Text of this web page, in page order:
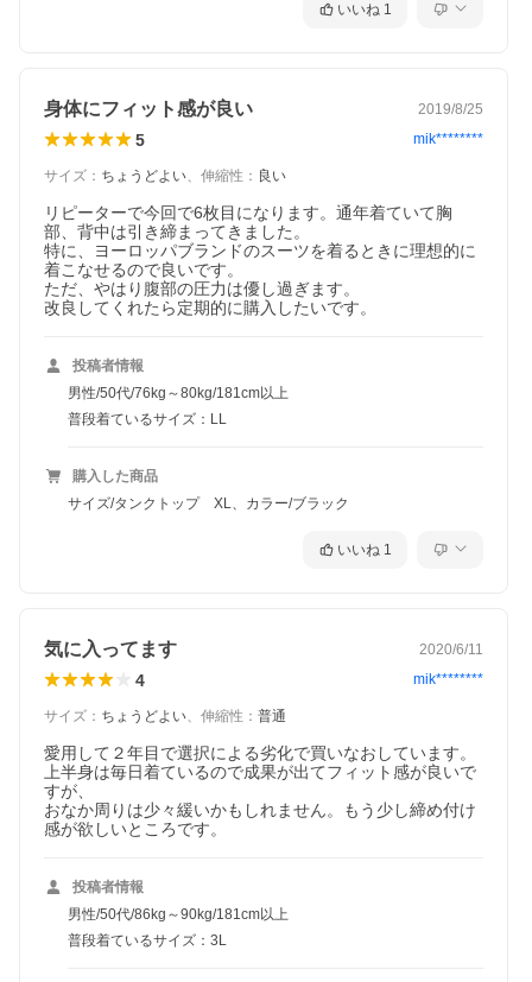
いいね 1
身体にフィット感が良い 2019/8/25
5 mik********
サイズ ： ちょうどよい、 伸縮性 ： 良い
リピーターで今回で6枚目になります。通年着ていて胸
部、背中は引き締まってきました。
特に、ヨーロッパブランドのスーツを着るときに理想的に
着こなせるので良いです。
ただ、やはり腹部の圧力は優し過ぎます。
改良してくれたら定期的に購入したいです。
投稿者情報
男性/50代/76kg～80kg/181cm以上
普段着ているサイズ：LL
購入した商品
サイズ/タンクトップ XL、カラー/ブラック
いいね 1
気に入ってます 2020/6/11
4 mik********
サイズ ： ちょうどよい、 伸縮性 ： 普通
愛用して２年目で選択による劣化で買いなおしています。
上半身は毎日着ているので成果が出てフィット感が良いで
すが、
おなか周りは少々緩いかもしれません。もう少し締め付け
感が欲しいところです。
投稿者情報
男性/50代/86kg～90kg/181cm以上
普段着ているサイズ：3L